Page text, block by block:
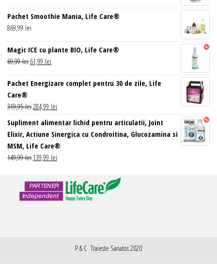
a
fost:
este:
Pachet Smoothie Mania, Life Care®
869,99 lei
Magic ICE cu plante BIO, Life Care®
69,99lei Prețul
a
69,99 lei.
61,99 lei
este:
Pachet Energizare complet pentru 30 de zile, Life
Care®
319,95leiPrețul
inițial
fost:
319,95 lei.
284,99 lei
284,99 lei.
Supliment alimentar lichid pentru articulatii, Joint
Elixir, Actiune Sinergica cu Condroitina, Glucozamina si
MSM, Life Care®
149,99lei Prețul
a
fost:
149,99 lei.
139,99 lei
este:
139,99 lei.
P & C Traieste Sanatos 2020